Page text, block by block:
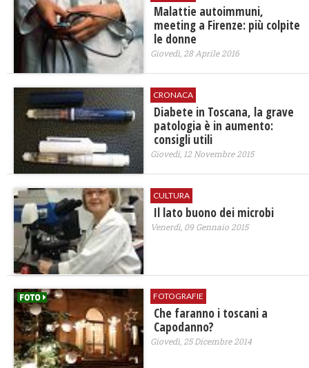
​Malattie autoimmuni,
meeting a Firenze: più colpite
le donne
Giovedì, 28 Aprile 2016
CRONACA
Diabete in Toscana, la grave
patologia è in aumento:
consigli utili
Giovedì, 12 Novembre 2015
CULTURA
​Il lato buono dei microbi
Venerdì, 09 Gennaio 2015
FOTOGRAFIE
Che faranno i toscani a
Capodanno?
Giovedì, 25 Dicembre 2014